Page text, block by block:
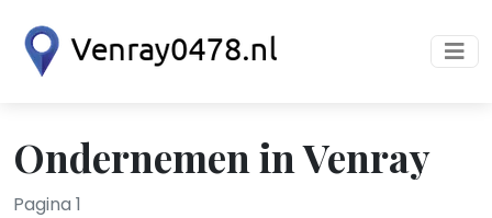
Ondernemen in Venray
Pagina 1